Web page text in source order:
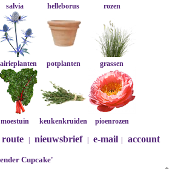
salvia helleborus rozen
potplanten grassen
moestuin keukenkruiden pioenrozen
route nieuwsbrief e-mail account
Cupcake'